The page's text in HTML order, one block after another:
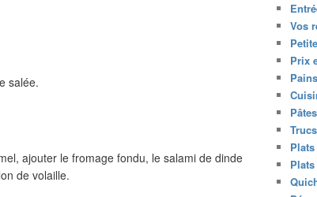
salée.
ajouter le fromage fondu, le salami de dinde
de volaille.
Vos
Prix